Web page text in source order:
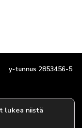
y-tunnus 2853456-5
lukea niistä